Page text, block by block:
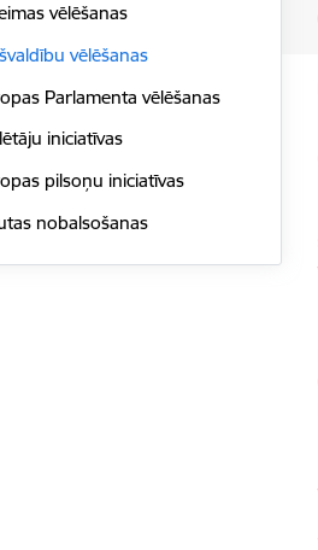
vēlēšanas
vēlēšanas
Parlamenta vēlēšanas
iniciatīvas
pilsoņu iniciatīvas
nobalsošanas